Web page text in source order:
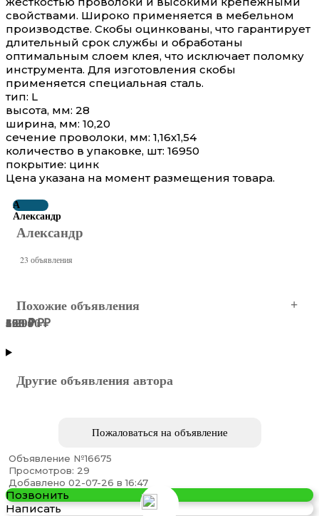
свойствами. Широко применяется в мебельном
производстве. Cкобы оцинкованы, что гарантирует
длительный срок службы и обработаны
оптимальным слоем клея, что исключает поломку
инструмента. Для изготовления скобы
применяется специальная сталь.
тип: L
высота, мм: 28
ширина, мм: 10,20
сечение проволоки, мм: 1,16х1,54
количество в упаковке, шт: 16950
покрытие: цинк
Цена указана на момент размещения товара.
А
Александр
Александр
23 объявления
Похожие объявления
Арматура Балка Швеллер
55 000 ₽
5 299 ₽
108 ₽
120 ₽
393 ₽
660 ₽
Другие объявления автора
Пожаловаться на объявление
Объявление №16675
Просмотров: 29
Добавлено 02-07-26 в 16:47
Позвонить
Написать